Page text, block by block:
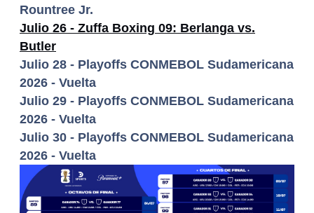
Rountree Jr.
Julio 26 - Zuffa Boxing 09: Berlanga vs.
Butler
Julio 28 - Playoffs CONMEBOL Sudamericana
2026 - Vuelta
Julio 29 - Playoffs CONMEBOL Sudamericana
2026 - Vuelta
Julio 30 - Playoffs CONMEBOL Sudamericana
2026 - Vuelta